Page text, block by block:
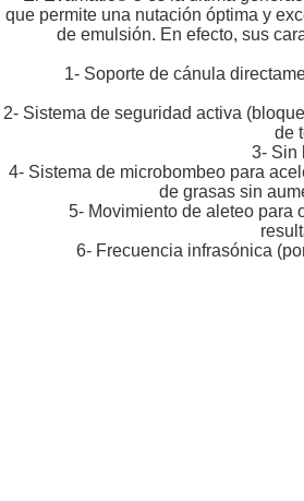
El Evamatic® 5 es la última
que permite una nutación óptima y
de emulsión. En efecto, sus
1- Soporte de cánula
2- Sistema de seguridad activa
de
3- Sin
4- Sistema de microbombeo para
de grasas sin
5- Movimiento de aleteo para